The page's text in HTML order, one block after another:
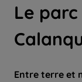
Le
Entre terre et